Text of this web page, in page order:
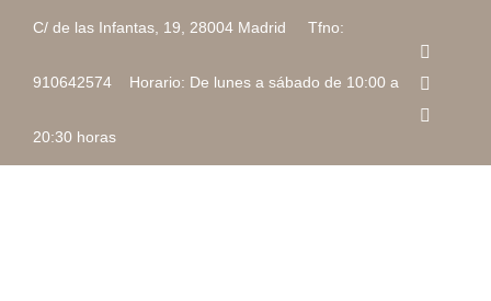
contenido
C/ de las Infantas, 19, 28004 Madrid Tfno:
910642574 Horario: De lunes a sábado de 10:00 a
20:30 horas